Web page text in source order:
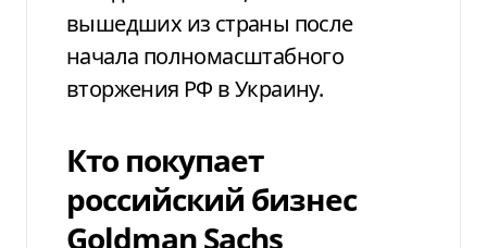
вышедших из страны после
начала полномасштабного
вторжения РФ в Украину.
Кто покупает
российский бизнес
Goldman Sachs